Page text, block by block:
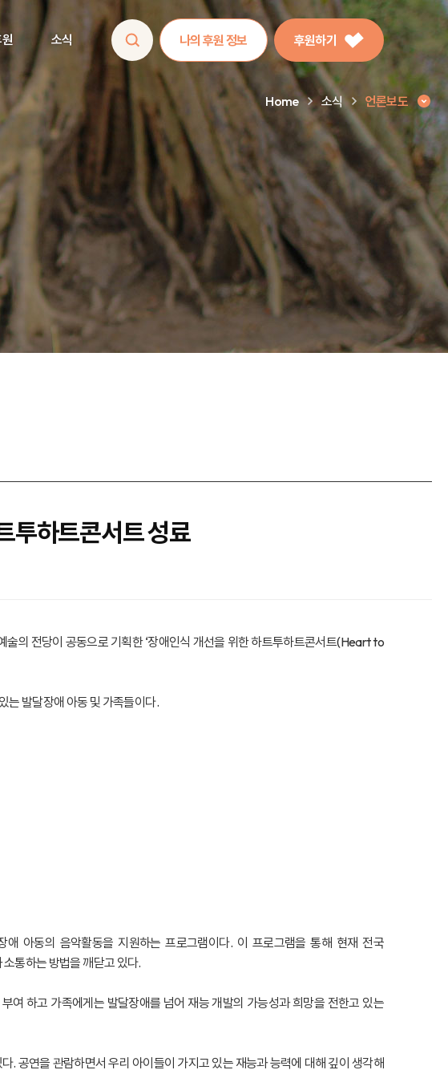
소식 나의 후원 정보 후원하기
Home 소식 언론보도
투하트콘서트 성료
의 전당이 공동으로 기획한 ‘장애인식 개선을 위한 하트투하트콘서트(Heart to
는 발달장애 아동 및 가족들이다.
아동의 음악활동을 지원하는 프로그램이다. 이 프로그램을 통해 현재 전국
통하는 방법을 깨닫고 있다.
여 하고 가족에게는 발달장애를 넘어 재능 개발의 가능성과 희망을 전한고 있는
공연을 관람하면서 우리 아이들이 가지고 있는 재능과 능력에 대해 깊이 생각해